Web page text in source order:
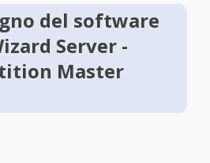
del software
Server -
Master